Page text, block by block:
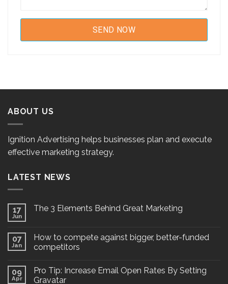
ABOUT US
Ignition Advertising helps businesses plan and execute
effective marketing strategy.
LATEST NEWS
17
Jun
The 3 Elements Behind Great Marketing
07
Jan
How to compete against bigger, better-funded
competitors
09
Apr
Pro Tip: Increase Email Open Rates By Setting
Gravatar